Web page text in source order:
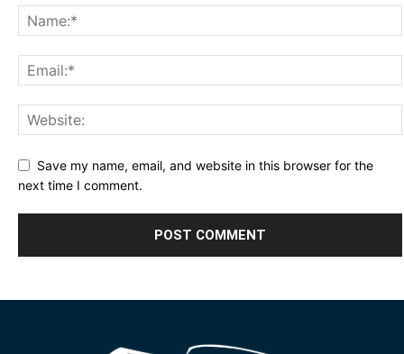
Save my name, email, and website in this browser for the
next time I comment.